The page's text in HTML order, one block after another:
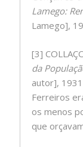
Lamego:
Lamego],
[3]
da
autor],
Ferreiros
os menos
que